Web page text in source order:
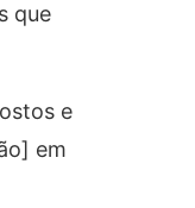
que
e
em